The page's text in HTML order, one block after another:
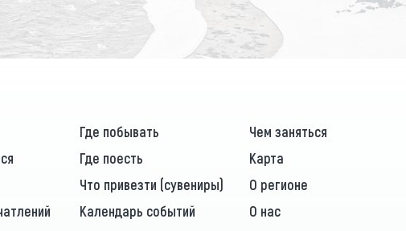
Где побывать Чем заняться
Где поесть Карта
Что привезти (сувениры) О регионе
Календарь событий О нас